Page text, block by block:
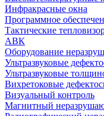
Инфракрасные окна
Программное
Тактические
АВК
Оборудование
Ультразвуковые
Ультразвуковые
Вихретоковые
Визуальный контроль
Магнитный